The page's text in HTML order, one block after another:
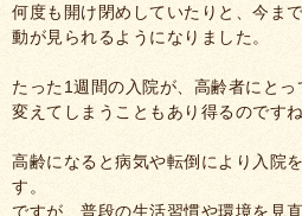
何度も開け閉めしていたりと、今ま
動が見られるようになりました。
たった1週間の入院が、高齢者にとっ
変えてしまうこともあり得るのですね
高齢になると病気や転倒により入院
す。
ですが、普段の生活習慣や環境を見